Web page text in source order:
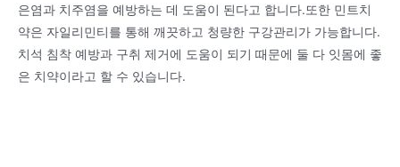
은염과 치주염을 예방하는 데 도움이 된다고 합니다.또한 민트치
약은 자일리민티를 통해 깨끗하고 청량한 구강관리가 가능합니다.
치석 침착 예방과 구취 제거에 도움이 되기 때문에 둘 다 잇몸에 좋
은 치약이라고 할 수 있습니다.